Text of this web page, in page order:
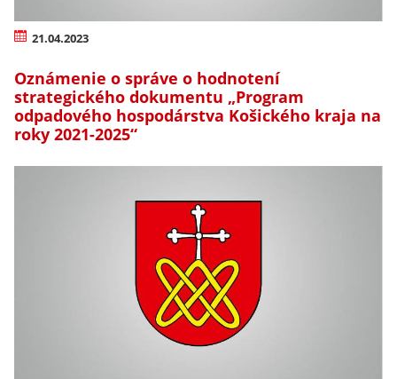
21.04.2023
Oznámenie o správe o hodnotení
strategického dokumentu „Program
odpadového hospodárstva Košického kraja na
roky 2021-2025“